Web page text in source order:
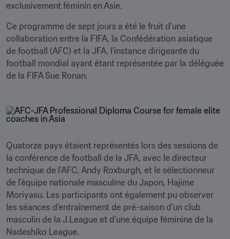
exclusivement féminin en Asie.
Ce programme de sept jours a été le fruit d'une
collaboration entre la FIFA, la Confédération asiatique
de football (AFC) et la JFA, l'instance dirigeante du
football mondial ayant étant représentée par la déléguée
de la FIFA Sue Ronan.
Quatorze pays étaient représentés lors des sessions de
la conférence de football de la JFA, avec le directeur
technique de l'AFC, Andy Roxburgh, et le sélectionneur
de l'équipe nationale masculine du Japon, Hajime
Moriyasu. Les participants ont également pu observer
les séances d'entraînement de pré-saison d'un club
masculin de la J.League et d'une équipe féminine de la
Nadeshiko League.